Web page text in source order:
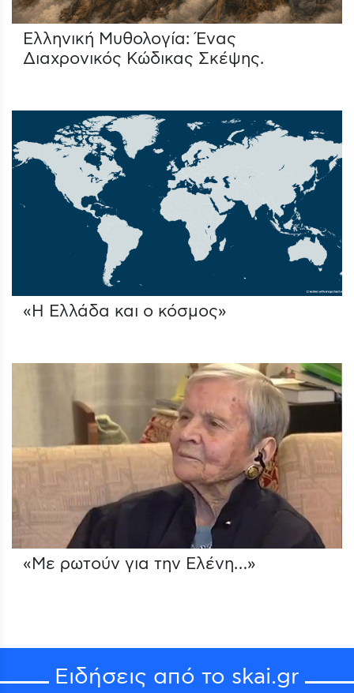
Ελληνική Μυθολογία: Ένας
Διαχρονικός Κώδικας Σκέψης.
«Η Ελλάδα και ο κόσμος»
«Με ρωτούν για την Ελένη…»
Ειδήσεις από το skai.gr